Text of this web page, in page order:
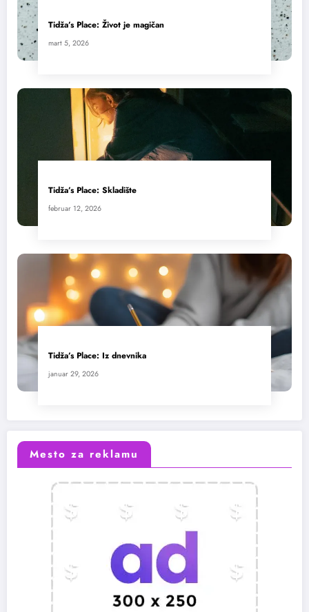
Tidža’s Place: Život je magičan
mart 5, 2026
Tidža’s Place: Skladište
februar 12, 2026
Tidža’s Place: Iz dnevnika
januar 29, 2026
Mesto za reklamu